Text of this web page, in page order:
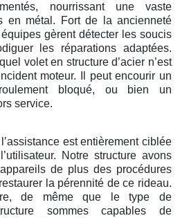
nourrissant une vaste
en métal. Fort de la ancienneté
gèrent détecter les soucis
les réparations adaptées.
volet en structure d’acier n’est
moteur. Il peut encourir un
bloqué, ou bien un
service.
est entièrement ciblée
Notre structure avons
de plus des procédures
la pérennité de ce rideau.
de même que le type de
sommes capables de